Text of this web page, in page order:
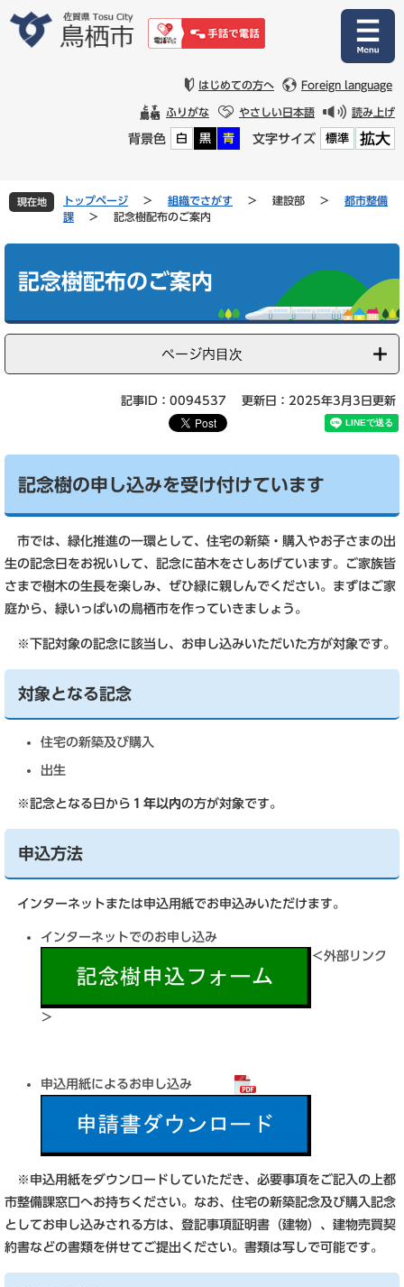
文
はじめての方へ Foreign language
ふりがな やさしい日本語 読み上げ
背景色 白 黒 青 文字サイズ 標準 拡大
現在地 トップページ > 組織でさがす > 建設部 >
都市整備
課
> 記念樹配布のご案内
記念樹配布のご案内
ページ内目次
記事ID：0094537 更新日：2025年3月3日更新
記念樹の申し込みを受け付けています
市では、緑化推進の一環として、住宅の新築・購入やお子さまの出
生の記念日をお祝いして、記念に苗木をさしあげています。ご家族皆
さまで樹木の生長を楽しみ、ぜひ緑に親しんでください。まずはご家
庭から、緑いっぱいの鳥栖市を作っていきましょう。
※下記対象の記念に該当し、お申し込みいただいた方が対象です。
対象となる記念
住宅の新築及び購入
出生
※記念となる日から １年以内の方が対象です。
申込方法
インターネットまたは申込用紙でお申込みいただけます。
インターネットでのお申し込み
＜外部リンク
＞
申込用紙によるお申し込み
※申込用紙をダウンロードしていただき、必要事項をご記入の上都
市整備課窓口へお持ちください。なお、住宅の新築記念及び購入記念
としてお申し込みされる方は、登記事項証明書（建物）、建物売買契
約書などの書類を併せてご提出ください。書類は写しで可能です。